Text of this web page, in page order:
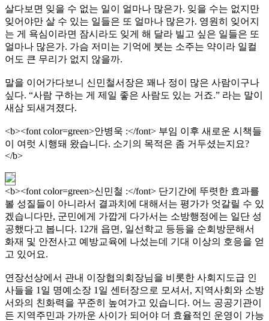
살다보면 잊을 수 없는 일이 얼마나 많은가. 잊을 수는 없지만
잊어야만 살 수 있는 일들은 또 얼마나 많은가. 영원히 잊어지
는 게 욕심이라면 잠시라도 잊게 해 달라 빌고 싶은 일들은 또
얼마나 많은가. 가슴 저미는 기억에 붓는 소주는 약이라 일컬
어도 큰 무리가 없지 않을까.
말을 이어가다보니 신민철서장은 꽤나 정이 많은 사람이구나
싶다. “사람 구하는 게 제일 좋은 사람도 있는 거죠.” 라는 말이
새삼 되새겨졌다.
<b><font color=green>안병욱 :</font> 부임 이후 새로운 시책들
이 여럿 시행돼 왔습니다. 소기의 목적은 좀 거두셨는지요?
</b>
<b><font color=green>신민철 :</font> 단기간에 뚜렷한 효과를
볼 성질들이 아니라서 결과치에 대해서는 평가가 엇갈릴 수 있
겠습니다만, 군민에게 가깝게 다가서는 소방행정에는 일단 성
공했다고 봅니다. 12개 읍면, 일선학교 등등을 순회방문해서
화재 및 안전사고 예방교육에 나섰는데 기대 이상의 호응을 얻
고 있어요.
연장선상에서 관내 이장협의회장님을 비롯한 사회지도급 인
사들을 1일 명예소장 1일 센터장으로 모셔서, 지역사회와 소방
서와의 친화력을 꾸준히 높여가고 있습니다. 어느 공공기관이
든 지역주민과 가까운 사이가 되어야 더 효율적인 운영이 가능